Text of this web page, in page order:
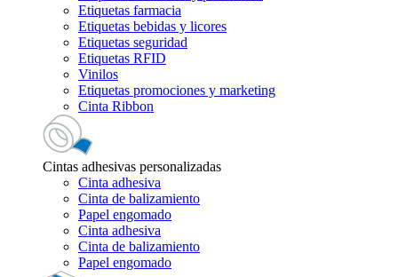
Etiquetas farmacia
Etiquetas bebidas y licores
Etiquetas seguridad
Etiquetas RFID
Vinilos
Etiquetas promociones y marketing
Cinta Ribbon
Cintas adhesivas personalizadas
Cinta adhesiva
Cinta de balizamiento
Papel engomado
Cinta adhesiva
Cinta de balizamiento
Papel engomado